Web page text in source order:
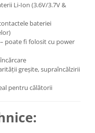
Li-Ion (3.6V/3.7V &
bateriei
poate fi folosit cu power
greșite, supraîncălzirii
pentru călătorii